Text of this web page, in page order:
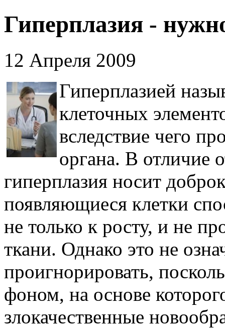
Гиперплазия -
12 Апреля 2009
Гиперплазией
клеточных
вследствие чего
органа. В отличие
гиперплазия носит
появляющиеся клетки
не только к росту, и не
ткани. Однако это не
проигнорировать,
фоном, на основе
злокачественные